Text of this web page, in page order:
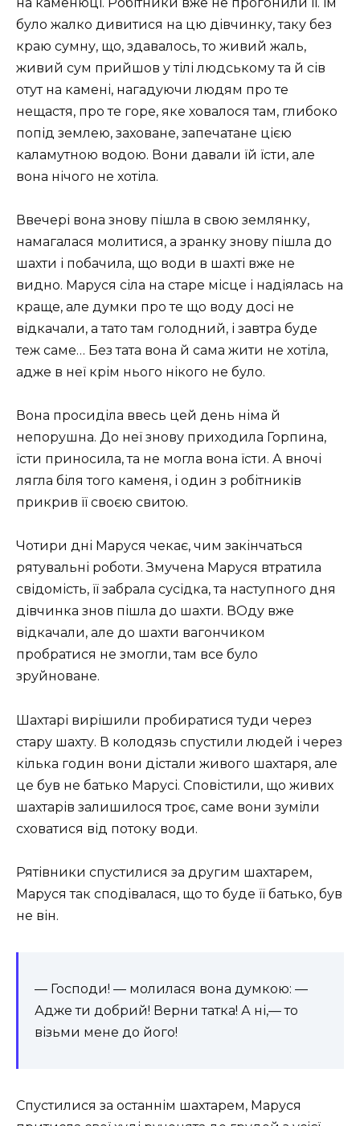
було жалко дивитися на цю дівчинку, таку без
краю сумну, що, здавалось, то живий жаль,
живий сум прийшов у тілі людському та й сів
отут на камені, нагадуючи людям про те
нещастя, про те горе, яке ховалося там, глибоко
попід землею, заховане, запечатане цією
каламутною водою. Вони давали їй їсти, але
вона нічого не хотіла.
Ввечері вона знову пішла в свою землянку,
намагалася молитися, а зранку знову пішла до
шахти і побачила, що води в шахті вже не
видно. Маруся сіла на старе місце і надіялась на
краще, але думки про те що воду досі не
відкачали, а тато там голодний, і завтра буде
теж саме… Без тата вона й сама жити не хотіла,
адже в неї крім нього нікого не було.
Вона просиділа ввесь цей день німа й
непорушна. До неї знову приходила Горпина,
їсти приносила, та не могла вона їсти. А вночі
лягла біля того каменя, і один з робітників
прикрив її своєю свитою.
Чотири дні Маруся чекає, чим закінчаться
рятувальні роботи. Змучена Маруся втратила
свідомість, її забрала сусідка, та наступного дня
дівчинка знов пішла до шахти. ВОду вже
відкачали, але до шахти вагончиком
пробратися не змогли, там все було
зруйноване.
Шахтарі вирішили пробиратися туди через
стару шахту. В колодязь спустили людей і через
кілька годин вони дістали живого шахтаря, але
це був не батько Марусі. Сповістили, що живих
шахтарів залишилося троє, саме вони зуміли
сховатися від потоку води.
Рятівники спустилися за другим шахтарем,
Маруся так сподівалася, що то буде її батько, був
не він.
— Господи! — молилася вона думкою: —
Адже ти добрий! Верни татка! А ні,— то
візьми мене до його!
Спустилися за останнім шахтарем, Маруся